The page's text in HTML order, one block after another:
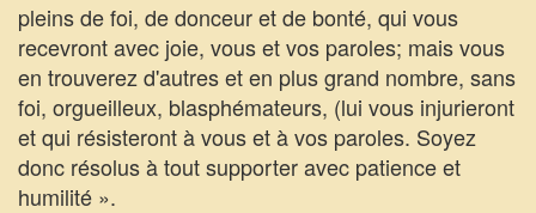
pleins de foi, de donceur et de bonté, qui vous
recevront avec joie, vous et vos paroles; mais vous
en trouverez d'autres et en plus grand nombre, sans
foi, orgueilleux, blasphémateurs, (lui vous injurieront
et qui résisteront à vous et à vos paroles. Soyez
donc résolus à tout supporter avec patience et
humilité ».